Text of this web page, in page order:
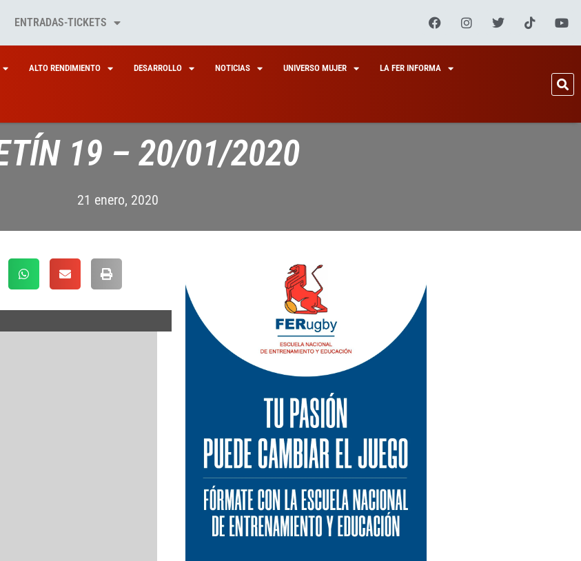
ENTRADAS-TICKETS
ALTO RENDIMIENTO DESARROLLO NOTICIAS UNIVERSO MUJER LA FER INFORMA
19 – 20/01/2020
21 enero, 2020